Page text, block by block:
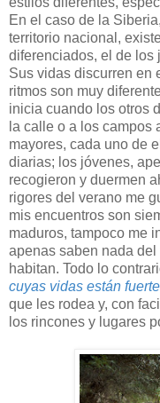
En el caso de la
territorio nacional,
diferenciados, el de los
Sus vidas discurren en
ritmos son muy
inicia cuando los otros
la calle o a los campos
mayores, cada uno de
diarias; los jóvenes,
recogieron y duermen
rigores del verano me
mis encuentros son
maduros, tampoco me
apenas saben nada
habitan. Todo lo
cuyas vidas están
que les rodea y, con
los rincones y lugares